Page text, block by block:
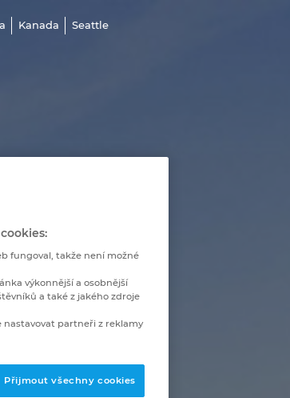
Kanada Seattle
fungoval, takže není možné
výkonnější a osobnější
a také z jakého zdroje
nastavovat partneři z reklamy
Přijmout všechny cookies